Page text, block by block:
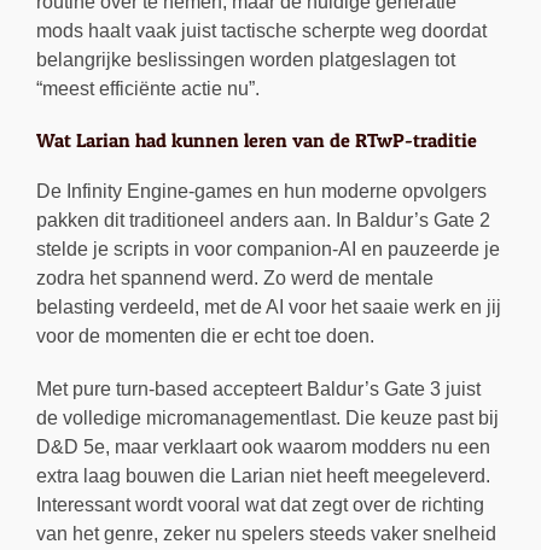
mods haalt vaak juist tactische scherpte weg doordat
belangrijke beslissingen worden platgeslagen tot
“meest efficiënte actie nu”.
Wat Larian had kunnen leren van de RTwP-traditie
De Infinity Engine-games en hun moderne opvolgers
pakken dit traditioneel anders aan. In Baldur’s Gate 2
stelde je scripts in voor companion-AI en pauzeerde je
zodra het spannend werd. Zo werd de mentale
belasting verdeeld, met de AI voor het saaie werk en jij
voor de momenten die er echt toe doen.
Met pure turn-based accepteert Baldur’s Gate 3 juist
de volledige micromanagementlast. Die keuze past bij
D&D 5e, maar verklaart ook waarom modders nu een
extra laag bouwen die Larian niet heeft meegeleverd.
Interessant wordt vooral wat dat zegt over de richting
van het genre, zeker nu spelers steeds vaker snelheid